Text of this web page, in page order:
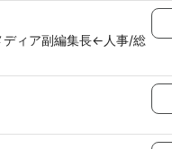
ディア副編集長←人事/総